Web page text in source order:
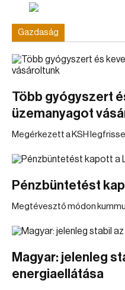
Gazdaság
Több gyógyszert
üzemanyagot
Megérkezett a KSH
Pénzbüntetést
Megtévesztő módon
Magyar: jelenleg
energiaellátása